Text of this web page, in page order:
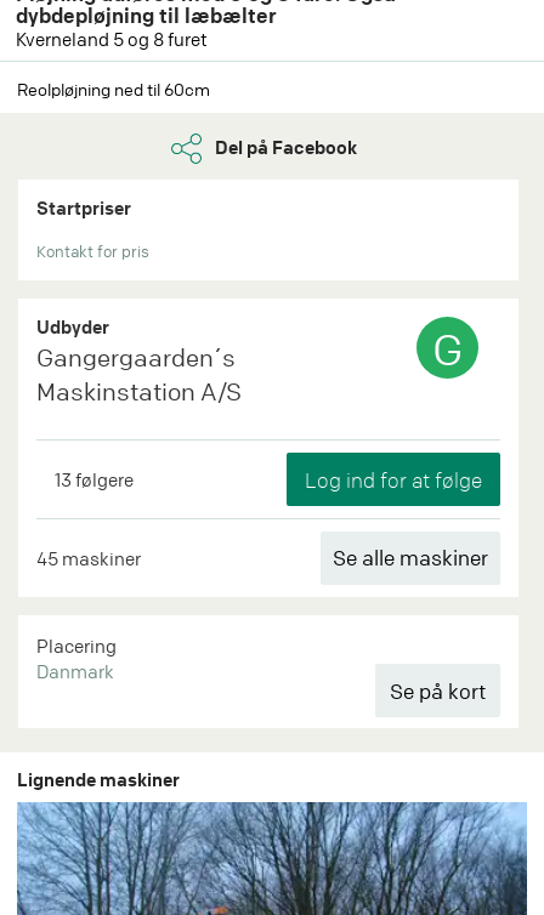
dybdepløjning til læbælter
Kverneland 5 og 8 furet
Reolpløjning ned til 60cm
Del på Facebook
Startpriser
Kontakt for pris
Udbyder
Gangergaarden´s
Maskinstation A/S
G
13 følgere
45 maskiner Se alle maskiner
Placering
Danmark
Lignende maskiner